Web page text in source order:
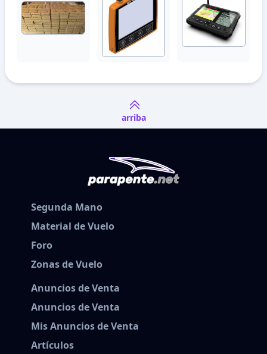
arriba
Segunda Mano
Material de Vuelo
Foro
Zonas de Vuelo
Anuncios de Venta
Anuncios de Venta
Mis Anuncios de Venta
Artículos